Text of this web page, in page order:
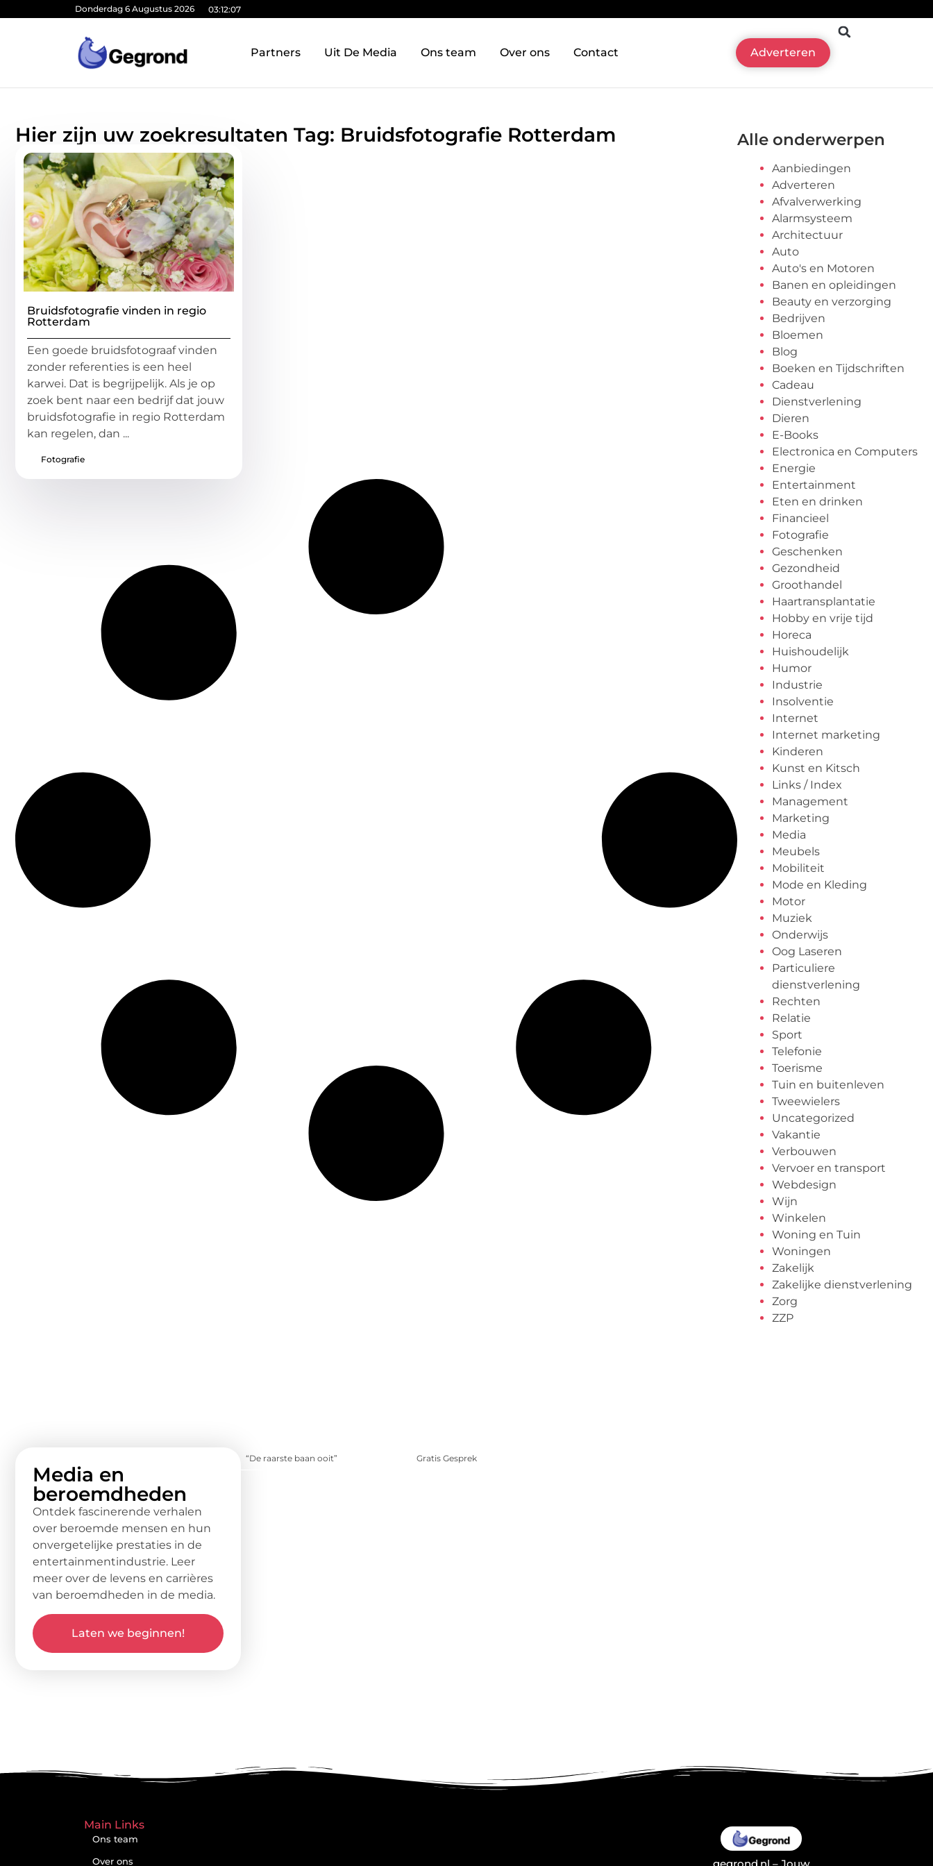
Donderdag 6 Augustus 2026 03:12:08
Partners Uit De Media Ons team Over ons Contact Adverteren
Hier zijn uw zoekresultaten Tag: Bruidsfotografie Rotterdam
Bruidsfotografie vinden in regio
Rotterdam
Een goede bruidsfotograaf vinden
zonder referenties is een heel
karwei. Dat is begrijpelijk. Als je op
zoek bent naar een bedrijf dat jouw
bruidsfotografie in regio Rotterdam
kan regelen, dan ...
Fotografie
Alle onderwerpen
Aanbiedingen
Adverteren
Afvalverwerking
Alarmsysteem
Architectuur
Auto
Auto's en Motoren
Banen en opleidingen
Beauty en verzorging
Bedrijven
Bloemen
Blog
Boeken en Tijdschriften
Cadeau
Dienstverlening
Dieren
E-Books
Electronica en Computers
Energie
Entertainment
Eten en drinken
Financieel
Fotografie
Geschenken
Gezondheid
Groothandel
Haartransplantatie
Hobby en vrije tijd
Horeca
Huishoudelijk
Humor
Industrie
Insolventie
Internet
Internet marketing
Kinderen
Kunst en Kitsch
Links / Index
Management
Marketing
Media
Meubels
Mobiliteit
Mode en Kleding
Motor
Muziek
Onderwijs
Oog Laseren
Particuliere
dienstverlening
Rechten
Relatie
Sport
Telefonie
Toerisme
Tuin en buitenleven
Tweewielers
Uncategorized
Vakantie
Verbouwen
Vervoer en transport
Webdesign
Wijn
Winkelen
Woning en Tuin
Woningen
Zakelijk
Zakelijke dienstverlening
Zorg
ZZP
Media en
beroemdheden
Ontdek fascinerende verhalen
over beroemde mensen en hun
onvergetelijke prestaties in de
entertainmentindustrie. Leer
meer over de levens en carrières
van beroemdheden in de media.
Laten we beginnen!
“De raarste baan ooit” Gratis Gesprek
Main Links
Ons team
Over ons gegrond.nl – Jouw